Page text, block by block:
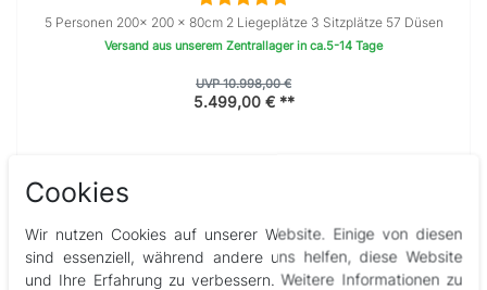
5 Personen 200× 200 x 80cm 2 Liegeplätze 3 Sitzplätze 57 Düsen
Versand aus unserem Zentrallager in ca.5-14 Tage
UVP 10.998,00 €
5.499,00 € **
Cookies
Wir nutzen Cookies auf unserer Website. Einige von diesen
sind essenziell, während andere uns helfen, diese Website
und Ihre Erfahrung zu verbessern. Weitere Informationen zu